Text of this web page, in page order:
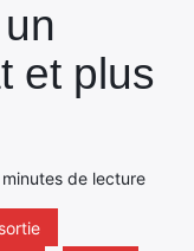
et plus
de lecture